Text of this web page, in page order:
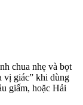
chua nhẹ và bọt
vị giác” khi dùng
giấm, hoặc Hải